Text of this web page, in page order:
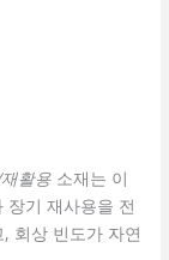
활용 소재는 이
장기 재사용을 전
회상 빈도가 자연